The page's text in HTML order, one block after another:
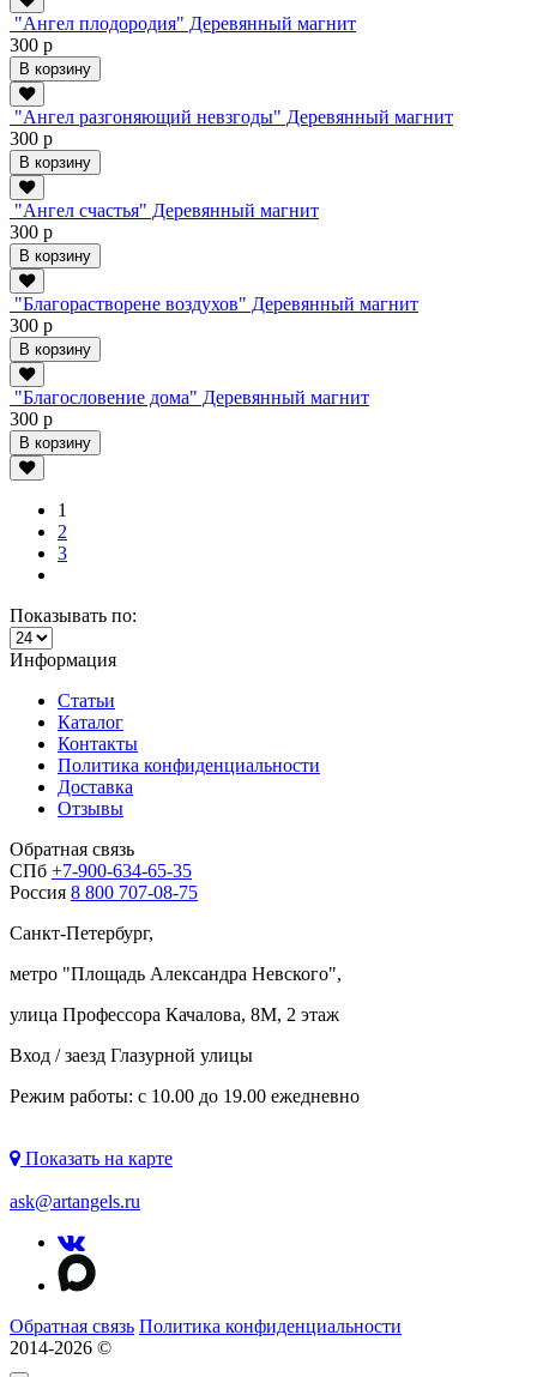
"Ангел плодородия" Деревянный магнит
300 р
В корзину
"Ангел разгоняющий невзгоды" Деревянный магнит
300 р
В корзину
"Ангел счастья" Деревянный магнит
300 р
В корзину
"Благорастворене воздухов" Деревянный магнит
300 р
В корзину
"Благословение дома" Деревянный магнит
300 р
В корзину
1
2
3
Показывать по:
Информация
Статьи
Каталог
Контакты
Политика конфиденциальности
Доставка
Отзывы
Обратная связь
СПб +7-900-634-65-35
Россия 8 800 707-08-75
Санкт-Петербург,
метро "Площадь Александра Невского",
улица Профессора Качалова, 8М, 2 этаж
Вход / заезд Глазурной улицы
Режим работы: с 10.00 до 19.00 ежедневно
Показать на карте
ask@artangels.ru
Обратная связь Политика конфиденциальности
2014-2026 ©